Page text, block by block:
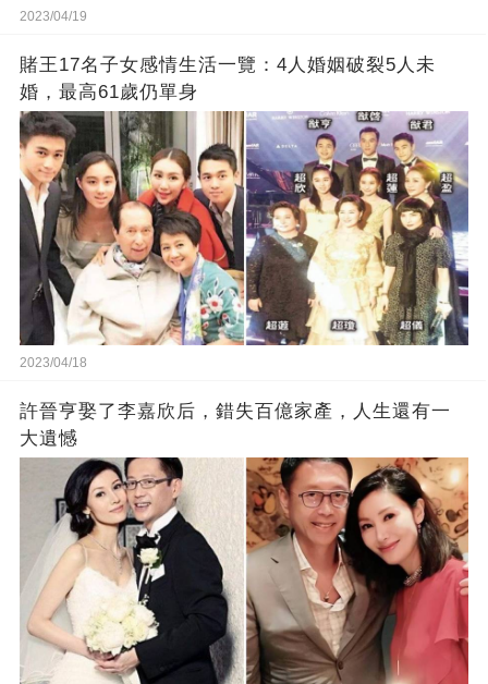
2023/04/19
賭王17名子女感情生活一覽：4人婚姻破裂5人未
婚，最高61歲仍單身
2023/04/18
許晉亨娶了李嘉欣后，錯失百億家產，人生還有一
大遺憾